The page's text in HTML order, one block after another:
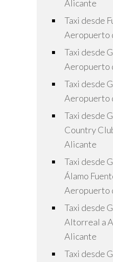
Alicante
Taxi desde
Aeropuerto
Taxi desde
Aeropuerto
Taxi desde
Aeropuerto
Taxi desde
Country
Alicante
Taxi desde
Álamo
Aeropuerto
Taxi desde
Altorreal a
Alicante
Taxi desde